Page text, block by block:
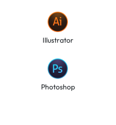
Illustrator
Photoshop